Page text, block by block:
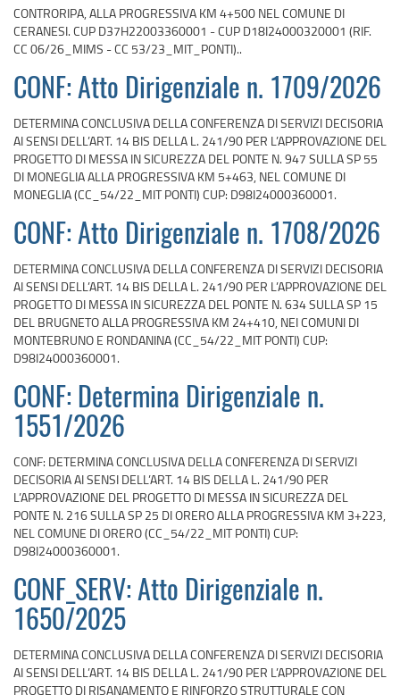
CONTRORIPA, ALLA PROGRESSIVA KM 4+500 NEL COMUNE DI
CERANESI. CUP D37H22003360001 - CUP D18I24000320001 (RIF.
CC 06/26_MIMS - CC 53/23_MIT_PONTI)..
CONF: Atto Dirigenziale n. 1709/2026
DETERMINA CONCLUSIVA DELLA CONFERENZA DI SERVIZI DECISORIA
AI SENSI DELL’ART. 14 BIS DELLA L. 241/90 PER L’APPROVAZIONE DEL
PROGETTO DI MESSA IN SICUREZZA DEL PONTE N. 947 SULLA SP 55
DI MONEGLIA ALLA PROGRESSIVA KM 5+463, NEL COMUNE DI
MONEGLIA (CC_54/22_MIT PONTI) CUP: D98I24000360001.
CONF: Atto Dirigenziale n. 1708/2026
DETERMINA CONCLUSIVA DELLA CONFERENZA DI SERVIZI DECISORIA
AI SENSI DELL’ART. 14 BIS DELLA L. 241/90 PER L’APPROVAZIONE DEL
PROGETTO DI MESSA IN SICUREZZA DEL PONTE N. 634 SULLA SP 15
DEL BRUGNETO ALLA PROGRESSIVA KM 24+410, NEI COMUNI DI
MONTEBRUNO E RONDANINA (CC_54/22_MIT PONTI) CUP:
D98I24000360001.
CONF: Determina Dirigenziale n.
1551/2026
CONF: DETERMINA CONCLUSIVA DELLA CONFERENZA DI SERVIZI
DECISORIA AI SENSI DELL’ART. 14 BIS DELLA L. 241/90 PER
L’APPROVAZIONE DEL PROGETTO DI MESSA IN SICUREZZA DEL
PONTE N. 216 SULLA SP 25 DI ORERO ALLA PROGRESSIVA KM 3+223,
NEL COMUNE DI ORERO (CC_54/22_MIT PONTI) CUP:
D98I24000360001.
CONF_SERV: Atto Dirigenziale n.
1650/2025
DETERMINA CONCLUSIVA DELLA CONFERENZA DI SERVIZI DECISORIA
AI SENSI DELL’ART. 14 BIS DELLA L. 241/90 PER L’APPROVAZIONE DEL
PROGETTO DI RISANAMENTO E RINFORZO STRUTTURALE CON